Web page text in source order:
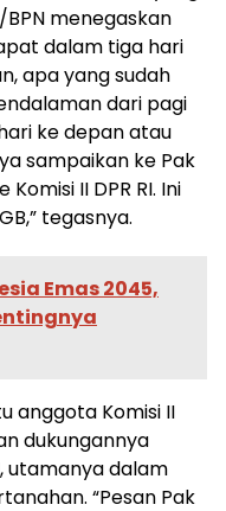
menegaskan
dalam tiga hari
apa yang sudah
dari pagi
ke depan atau
sampaikan ke Pak
II DPR RI. Ini
tegasnya.
Emas 2045,
anggota Komisi II
dukungannya
utamanya dalam
“Pesan Pak